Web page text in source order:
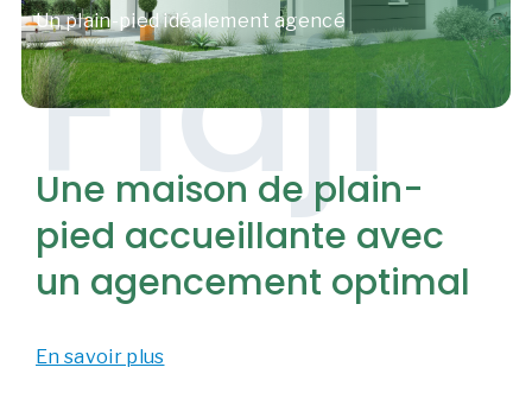
Fidji
Un plain-pied idéalement agencé
Une maison de plain-
pied accueillante avec
un agencement optimal
En savoir plus